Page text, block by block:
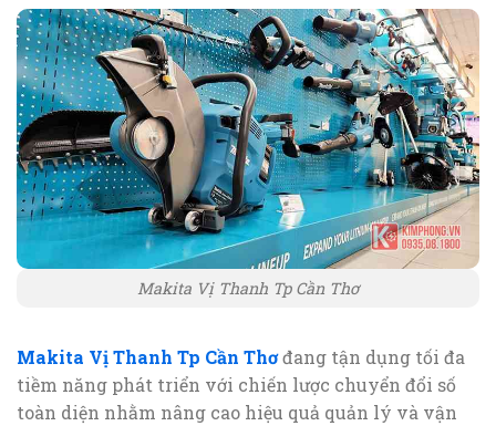
Makita Vị Thanh Tp Cần Thơ
Makita Vị Thanh Tp Cần Thơđang tận dụng tối đa
tiềm năng phát triển với chiến lược chuyển đổi số
toàn diện nhằm nâng cao hiệu quả quản lý và vận